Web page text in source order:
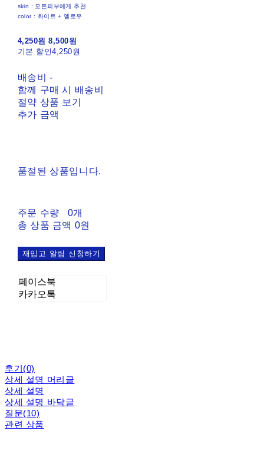
skin : 모든피부에게 추천
color : 화이트 + 옐로우
4,250원8,500원
기본 할인4,250원
배송비-
함께 구매 시 배송비
절약 상품 보기
추가 금액
품절된 상품입니다.
주문 수량
0개
총 상품 금액 0원
재입고 알림 신청하기
페이스북
카카오톡
후기(0)
상세 설명 머리글
상세 설명
상세 설명 바닥글
질문(10)
관련 상품